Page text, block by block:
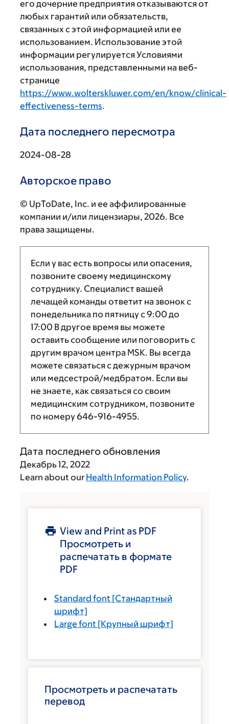
его дочерние предприятия отказываются от
любых гарантий или обязательств,
связанных с этой информацией или ее
использованием. Использование этой
информации регулируется Условиями
использования, представленными на веб-
странице
https://www.wolterskluwer.com/en/know/clinical-
effectiveness-terms.
Дата последнего пересмотра
2024-08-28
Авторское право
© UpToDate, Inc. и ее аффилированные
компании и/или лицензиары, 2026. Все
права защищены.
Если у вас есть вопросы или опасения,
позвоните своему медицинскому
сотруднику. Специалист вашей
лечащей команды ответит на звонок с
понедельника по пятницу с9:00 до
17:00 В другое время вы можете
оставить сообщение или поговорить с
другим врачом центра MSK. Вы всегда
можете связаться с дежурным врачом
или медсестрой/медбратом. Если вы
не знаете, как связаться со своим
медицинским сотрудником, позвоните
по номеру646-916-4955.
Дата последнего обновления
Декабрь 12, 2022
Learn about our Health Information Policy.
View and Print as PDF
Просмотреть и
распечатать в формате
PDF
Standard font [Стандартный
шрифт]
Large font [Крупный шрифт]
Просмотреть и распечатать
перевод